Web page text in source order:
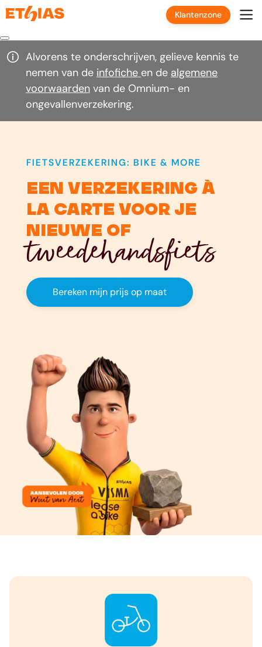
Klantenzone
Alvorens te onderschrijven, gelieve kennis te
nemen van de infofiche en de algemene
voorwaarden van de Omnium- en
ongevallenverzekering.
FIETSVERZEKERING: BIKE & MORE
een verzekering à
la carte voor je
nieuwe of
tweedehandsfiets
Bereken mijn prijs op maat